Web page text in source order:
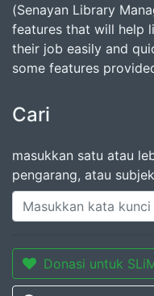
(Senayan Library
features that will help
their job easily and
some features
Cari
masukkan satu atau
pengarang, atau subjek
Donasi untuk